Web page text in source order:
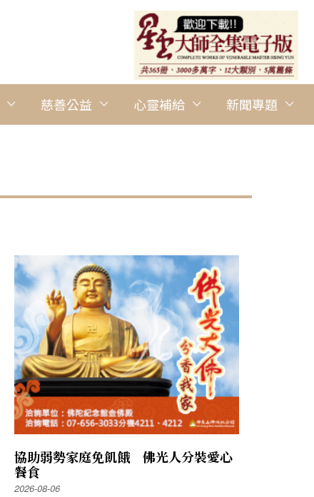
慈善公益 心靈補給 新聞專題
圖說：「陳澄波數位版畫展」10月7日於南華大學登場，使命副
協助弱勢家庭免飢餓 佛光人分裝愛心
餐食
2026-08-06